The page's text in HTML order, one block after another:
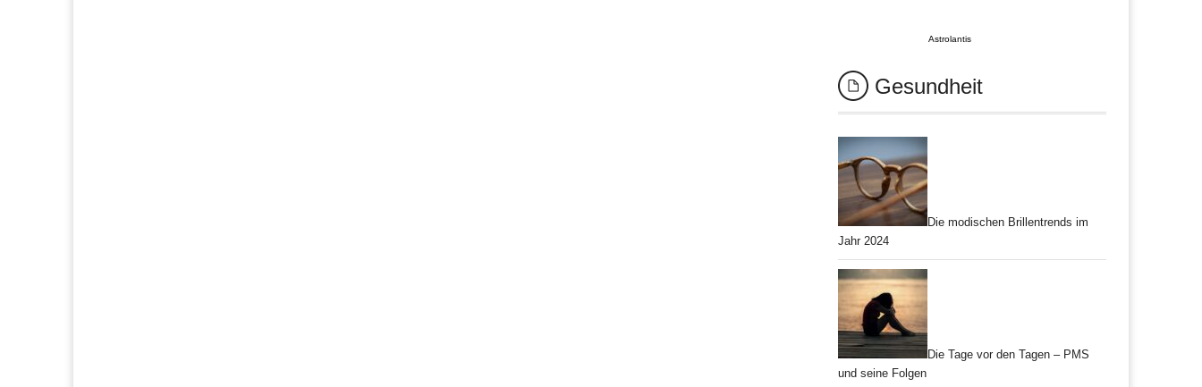
Astrolantis
Gesundheit
Die modischen Brillentrends im
Jahr 2024
Die Tage vor den Tagen – PMS
und seine Folgen